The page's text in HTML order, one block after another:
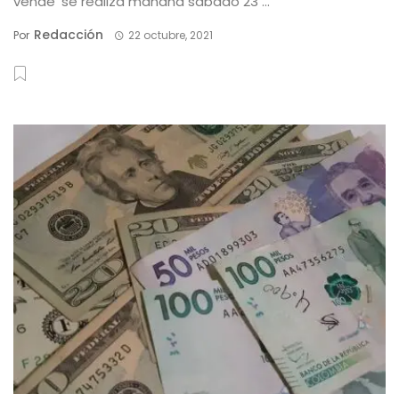
Por Redacción 22 octubre, 2021